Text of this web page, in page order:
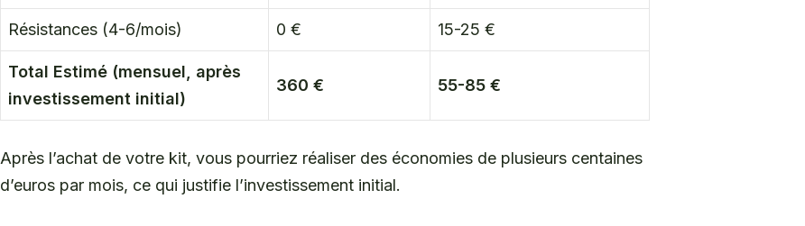
Résistances (4-6/mois) 0 € 15-25 €
Total Estimé (mensuel, après
investissement initial)
360 € 55-85 €
Après l’achat de votre kit, vous pourriez réaliser des économies de plusieurs centaines
d’euros par mois, ce qui justifie l’investissement initial.